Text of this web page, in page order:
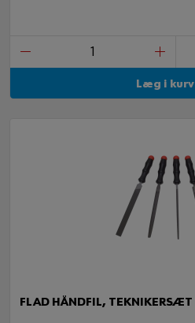
Læg i kurv
FLAD HÅNDFIL, TEKNIKERSÆT